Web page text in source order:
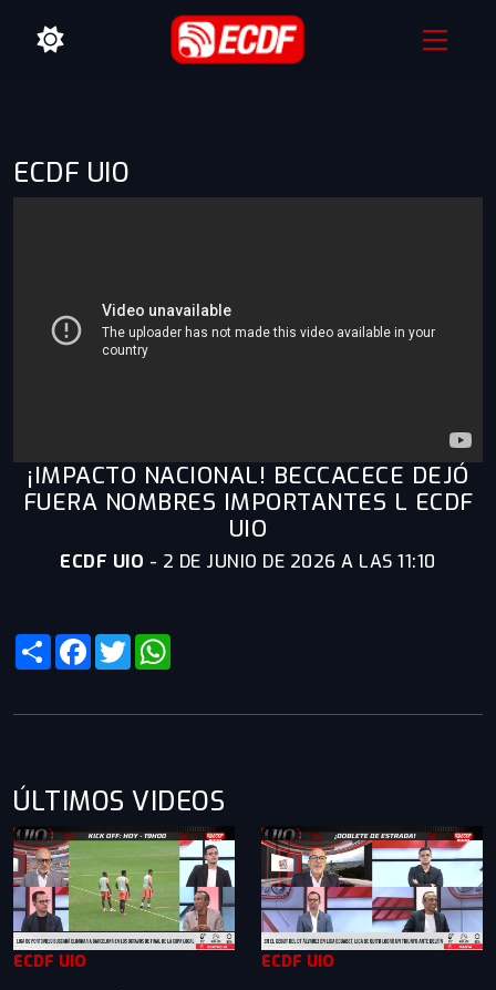
ECDF UIO
¡IMPACTO NACIONAL! BECCACECE DEJÓ
FUERA NOMBRES IMPORTANTES L ECDF
UIO
ECDF UIO - 2 DE JUNIO DE 2026 A LAS 11:10
ShareFacebook
Twitter
ÚLTIMOS VIDEOS
ECDF UIO ECDF UIO